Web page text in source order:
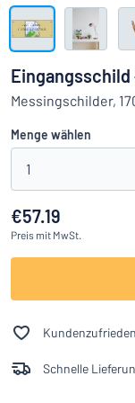
Alle Kategorien
Einloggen
Kundenservice
Privat
Eingangsschild
Messingschilder,
Menge wählen
1
€57.19
Preis mit MwSt.
Schnelle